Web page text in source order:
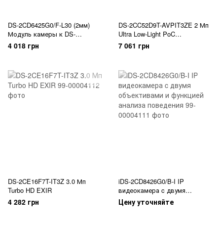
DS-2CD6425G0/F-L30 (2мм)
Модуль камеры к DS-
2CD6425G0/F-C2
4 018 грн
DS-2CC52D9T-AVPIT3ZE 2 Мп
Ultra Low-Light PoC
видеокамера Hikvision
7 061 грн
DS-2CE16F7T-IT3Z 3.0 Мп
Turbo HD EXIR
4 282 грн
iDS-2CD8426G0/B-I IP
видеокамера c двумя
объективами и функцией
анализа поведения
Цену уточняйте